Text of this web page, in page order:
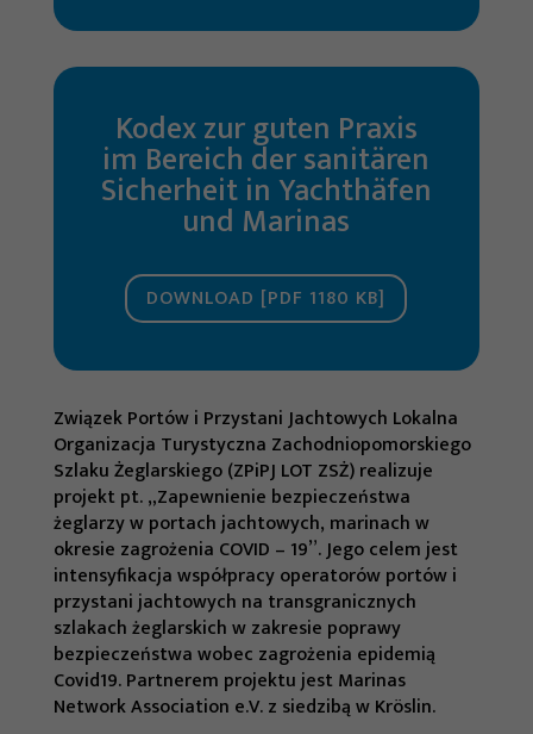
Kodex zur guten Praxis
im Bereich der sanitären
Sicherheit in Yachthäfen
und Marinas
DOWNLOAD [PDF 1180 KB]
Związek Portów i Przystani Jachtowych Lokalna
Organizacja Turystyczna Zachodniopomorskiego
Szlaku Żeglarskiego (ZPiPJ LOT ZSŻ) realizuje
projekt pt. „Zapewnienie bezpieczeństwa
żeglarzy w portach jachtowych, marinach w
okresie zagrożenia COVID – 19”. Jego celem jest
intensyfikacja współpracy operatorów portów i
przystani jachtowych na transgranicznych
szlakach żeglarskich w zakresie poprawy
bezpieczeństwa wobec zagrożenia epidemią
Covid19. Partnerem projektu jest Marinas
Network Association e.V. z siedzibą w Kröslin.